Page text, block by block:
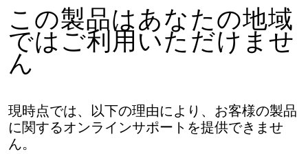
この製品はあなたの地域
ではご利用いただけませ
ん
現時点では、以下の理由により、お客様の製品
に関するオンラインサポートを提供できませ
ん。